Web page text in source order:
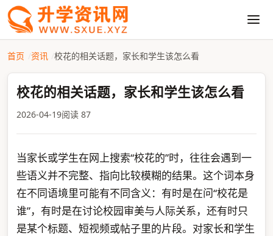
首页 资讯 校花的相关话题，家长和学生该怎么看
校花的相关话题，家长和学生该怎么看
2026-04-19阅读 87
当家长或学生在网上搜索“校花的”时，往往会遇到一
些语义并不完整、指向比较模糊的结果。这个词本身
在不同语境里可能有不同含义：有时是在问“校花是
谁”，有时是在讨论校园审美与人际关系，还有时只
是某个标题、短视频或帖子里的片段。对家长和学生